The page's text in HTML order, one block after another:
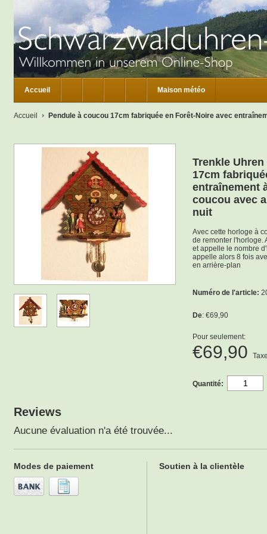
Accueil Maison météo
Accueil Pendule à coucou 17cm fabriquée en Forêt-Noire avec
Trenkle
17cm
entraînement
coucou avec
nuit
Avec cette horloge à
de remonter l'horloge.
et appelle le nombre
appelle alors 8 fois
en arrière-plan
Numéro de l'article:
De: €69,90
Pour seulement:
€69,90
Quantité:
Reviews
Aucune évaluation n'a été trouvée...
Modes de paiement Soutien à la clientèle